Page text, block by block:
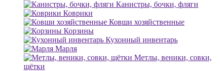
Канистры, бочки, фляги
Коврики
Ковши хозяйственные
Корзины
Кухонный инвентарь
Марля
Метлы, веники, совки,
щётки